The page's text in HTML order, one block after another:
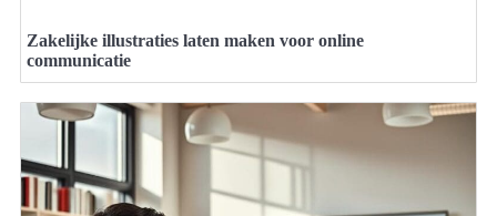
Zakelijke illustraties laten maken voor online
communicatie